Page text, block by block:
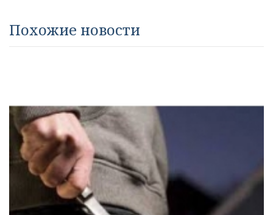
Похожие новости